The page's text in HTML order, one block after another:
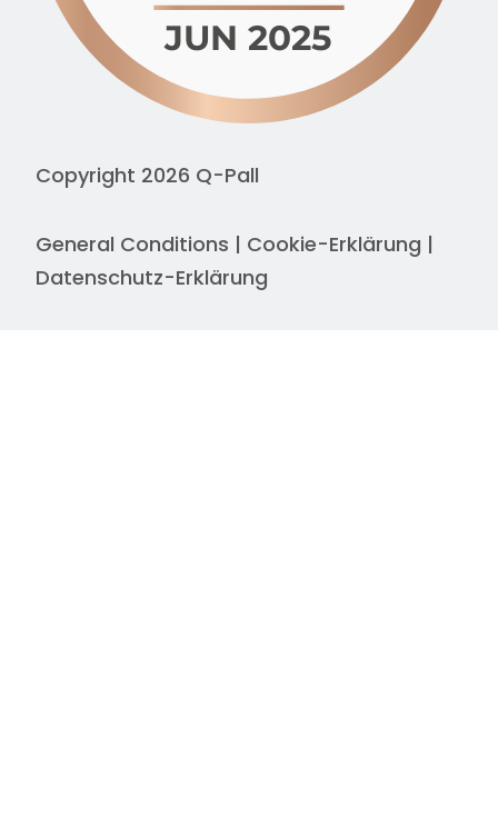
Copyright 2026 Q-Pall
General Conditions | Cookie-Erklärung |
Datenschutz-Erklärung